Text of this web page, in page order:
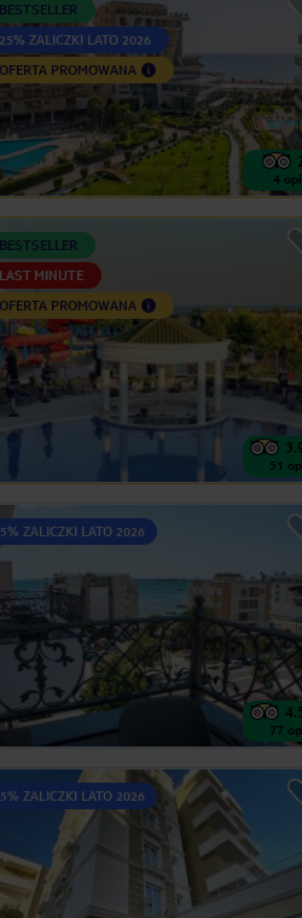
BESTSELLER
25% ZALICZKI LATO 2026
OFERTA PROMOWANA
4
BESTSELLER
LAST MINUTE
OFERTA PROMOWANA
51
ZALICZKI LATO 2026
77
ZALICZKI LATO 2026